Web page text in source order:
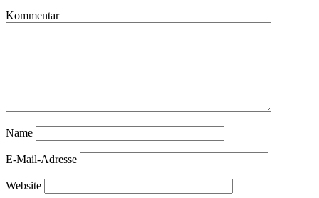
Kommentar
Name
E-Mail-Adresse
Website